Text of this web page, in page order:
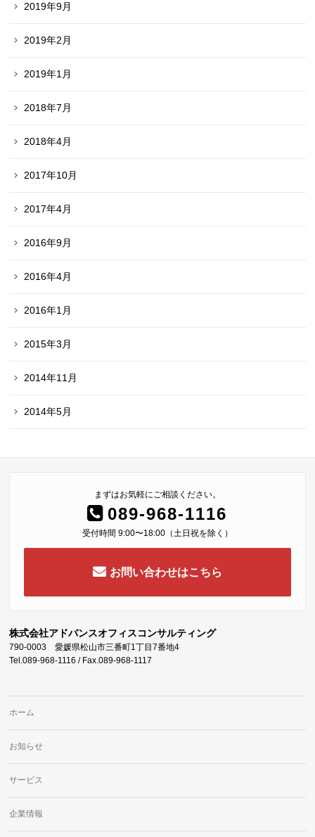
2019年9月
2019年2月
2019年1月
2018年7月
2018年4月
2017年10月
2017年4月
2016年9月
2016年4月
2016年1月
2015年3月
2014年11月
2014年5月
まずはお気軽にご相談ください。
089-968-1116
受付時間 9:00〜18:00（土日祝を除く）
お問い合わせはこちら
株式会社アドバンスオフィスコンサルティング
790-0003 愛媛県松山市三番町1丁目7番地4
Tel.089-968-1116 / Fax.089-968-1117
ホーム
お知らせ
サービス
企業情報